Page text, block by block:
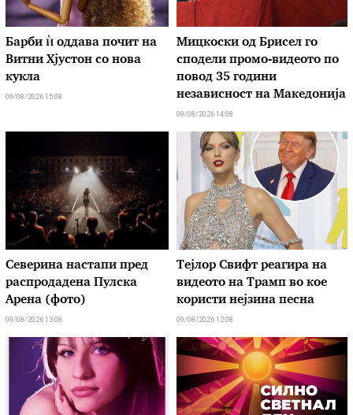
Барби ѝ оддава почит на
Витни Хјустон со нова
кукла
09/08/2026 15:08
Мицкоски од Брисел го
сподели промо-видеото по
повод 35 години
независност на Македонија
09/08/2026 14:08
Северина настапи пред
распродадена Пулска
Арена (фото)
09/08/2026 13:08
Тејлор Свифт реагира на
видеото на Трамп во кое
користи нејзина песна
09/08/2026 12:08